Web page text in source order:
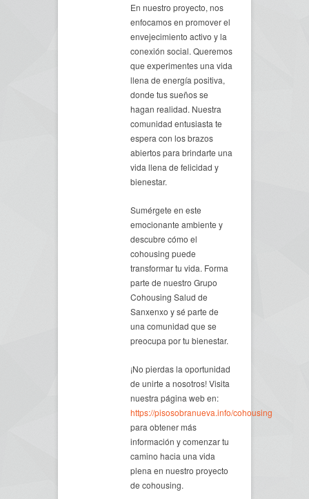
En nuestro proyecto, nos
enfocamos en promover el
envejecimiento activo y la
conexión social. Queremos
que experimentes una vida
llena de energía positiva,
donde tus sueños se
hagan realidad. Nuestra
comunidad entusiasta te
espera con los brazos
abiertos para brindarte una
vida llena de felicidad y
bienestar.
Sumérgete en este
emocionante ambiente y
descubre cómo el
cohousing puede
transformar tu vida. Forma
parte de nuestro Grupo
Cohousing Salud de
Sanxenxo y sé parte de
una comunidad que se
preocupa por tu bienestar.
¡No pierdas la oportunidad
de unirte a nosotros! Visita
nuestra página web en:
https://pisosobranueva.info/cohousing
para obtener más
información y comenzar tu
camino hacia una vida
plena en nuestro proyecto
de cohousing.